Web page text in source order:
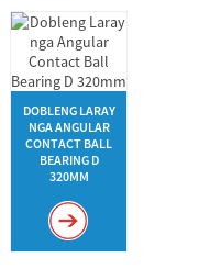
DOBLENG LARAY
NGA ANGULAR
CONTACT BALL
BEARING D
320MM